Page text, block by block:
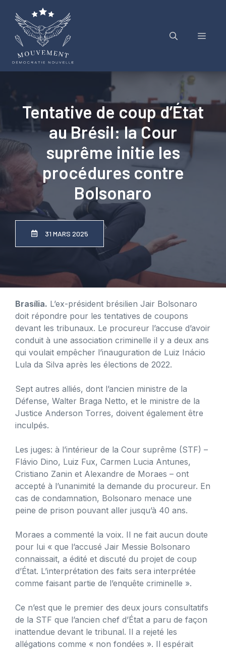
contenu
Menu
Tentative de coup d’État
au Brésil: la Cour
suprême initie les
procédures contre
Bolsonaro
31 MARS 2025
Brasília. L’ex-président brésilien Jair Bolsonaro
doit répondre pour les tentatives de coupons
devant les tribunaux. Le procureur l’accuse d’avoir
conduit à une association criminelle il y a deux ans
qui voulait empêcher l’inauguration de Luiz Inácio
Lula da Silva après les élections de 2022.
Sept autres alliés, dont l’ancien ministre de la
Défense, Walter Braga Netto, et le ministre de la
Justice Anderson Torres, doivent également être
inculpés.
Les juges: à l’intérieur de la Cour suprême (STF) –
Flávio Dino, Luiz Fux, Carmen Lucia Antunes,
Cristiano Zanin et Alexandre de Moraes – ont
accepté à l’unanimité la demande du procureur. En
cas de condamnation, Bolsonaro menace une
peine de prison pouvant aller jusqu’à 40 ans.
Moraes a commenté la voix. Il ne fait aucun doute
pour lui « que l’accusé Jair Messie Bolsonaro
connaissait, a édité et discuté du projet de coup
d’État. L’interprétation des faits sera interprétée
comme faisant partie de l’enquête criminelle ».
Ce n’est que le premier des deux jours consultatifs
de la STF que l’ancien chef d’État a paru de façon
inattendue devant le tribunal. Il a rejeté les
allégations comme « non fondées ». Il espérait